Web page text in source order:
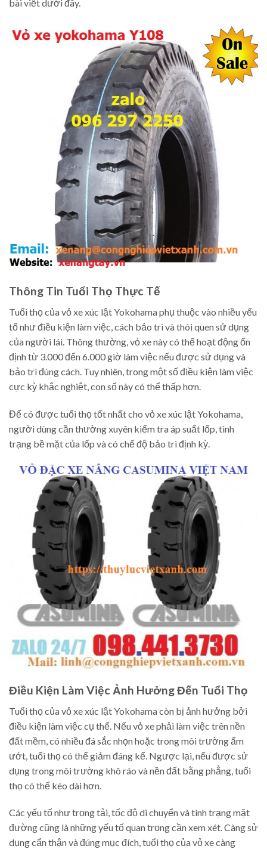
bài viết dưới đây.
Thông Tin Tuổi Thọ Thực Tế
Tuổi thọ của vỏ xe xúc lật Yokohama phụ thuộc vào nhiều yếu
tố như điều kiện làm việc, cách bảo trì và thói quen sử dụng
của người lái. Thông thường, vỏ xe này có thể hoạt động ổn
định từ 3.000 đến 6.000 giờ làm việc nếu được sử dụng và
bảo trì đúng cách. Tuy nhiên, trong một số điều kiện làm việc
cực kỳ khắc nghiệt, con số này có thể thấp hơn.
Để có được tuổi thọ tốt nhất cho vỏ xe xúc lật Yokohama,
người dùng cần thường xuyên kiểm tra áp suất lốp, tình
trạng bề mặt của lốp và có chế độ bảo trì định kỳ.
Điều Kiện Làm Việc Ảnh Hưởng Đến Tuổi Thọ
Tuổi thọ của vỏ xe xúc lật Yokohama còn bị ảnh hưởng bởi
điều kiện làm việc cụ thể. Nếu vỏ xe phải làm việc trên nền
đất mềm, có nhiều đá sắc nhọn hoặc trong môi trường ẩm
ướt, tuổi thọ có thể giảm đáng kể. Ngược lại, nếu được sử
dụng trong môi trường khô ráo và nền đất bằng phẳng, tuổi
thọ có thể kéo dài hơn.
Các yếu tố như trọng tải, tốc độ di chuyển và tình trạng mặt
đường cũng là những yếu tố quan trọng cần xem xét. Càng sử
dụng cẩn thận và đúng mục đích, tuổi thọ của vỏ xe càng